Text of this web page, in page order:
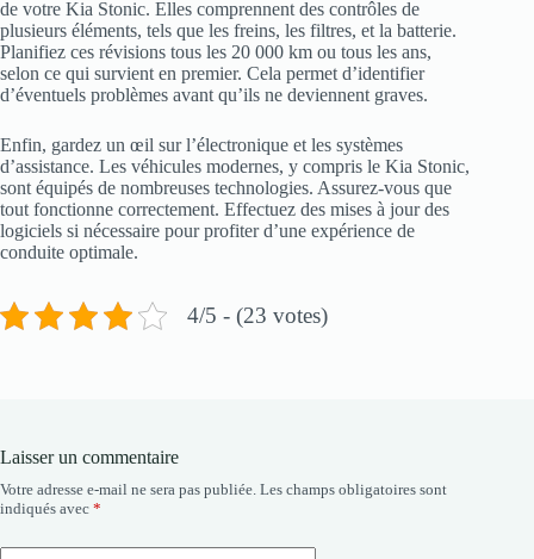
de votre Kia Stonic. Elles comprennent des contrôles de
plusieurs éléments, tels que les freins, les filtres, et la batterie.
Planifiez ces révisions tous les 20 000 km ou tous les ans,
selon ce qui survient en premier. Cela permet d’identifier
d’éventuels problèmes avant qu’ils ne deviennent graves.
Enfin, gardez un œil sur l’électronique et les systèmes
d’assistance. Les véhicules modernes, y compris le Kia Stonic,
sont équipés de nombreuses technologies. Assurez-vous que
tout fonctionne correctement. Effectuez des mises à jour des
logiciels si nécessaire pour profiter d’une expérience de
conduite optimale.
4/5 - (23 votes)
Laisser un commentaire
Votre adresse e-mail ne sera pas publiée. Les champs obligatoires sont
indiqués avec *